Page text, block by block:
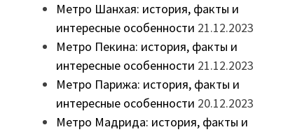
Метро Шанхая: история, факты и
интересные особенности 21.12.2023
Метро Пекина: история, факты и
интересные особенности 21.12.2023
Метро Парижа: история, факты и
интересные особенности 20.12.2023
Метро Мадрида: история, факты и